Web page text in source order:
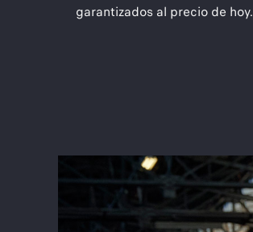
garantizados al precio de hoy.